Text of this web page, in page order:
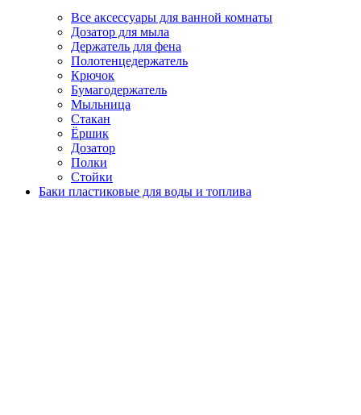
Все аксессуары для ванной комнаты
Дозатор для мыла
Держатель для фена
Полотенцедержатель
Крючок
Бумагодержатель
Мыльница
Стакан
Ёршик
Дозатор
Полки
Стойки
Баки пластиковые для воды и топлива